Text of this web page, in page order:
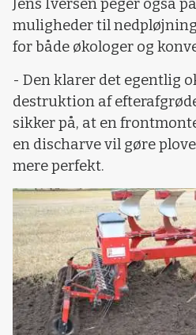
Jens Iversen peger også
muligheder til
for både økologer og
- Den klarer det egentlig
destruktion af
sikker på, at en
en discharve vil gøre
mere perfekt.